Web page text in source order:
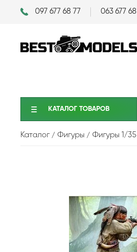
097 677 68 77 063 677
КАТАЛОГ ТОВАРОВ
Каталог Фигуры Фигуры 1/35